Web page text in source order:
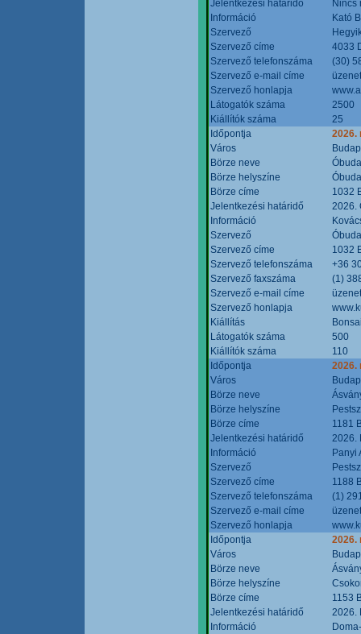
Jelentkezési határidő
Nincs
Információ
Kató
Szervező
Szervező címe
4033
Szervező telefonszáma
(30)
Szervező e-mail címe
Szervező honlapja
Látogatók száma
2500
Kiállítók száma
25
Időpontja
2026.
Város
Börze neve
Börze helyszíne
Börze címe
1032
Jelentkezési határidő
2026.
Információ
Szervező
Szervező címe
1032
Szervező telefonszáma
+36
Szervező faxszáma
(1)
Szervező e-mail címe
Szervező honlapja
Kiállítás
Látogatók száma
500
Kiállítók száma
110
Időpontja
2026.
Város
Börze neve
Börze helyszíne
Börze címe
1181
Jelentkezési határidő
2026.
Információ
Panyi
Szervező
Szervező címe
1188
Szervező telefonszáma
(1)
Szervező e-mail címe
Szervező honlapja
Időpontja
2026.
Város
Börze neve
Börze helyszíne
Börze címe
1153
Jelentkezési határidő
2026.
Információ